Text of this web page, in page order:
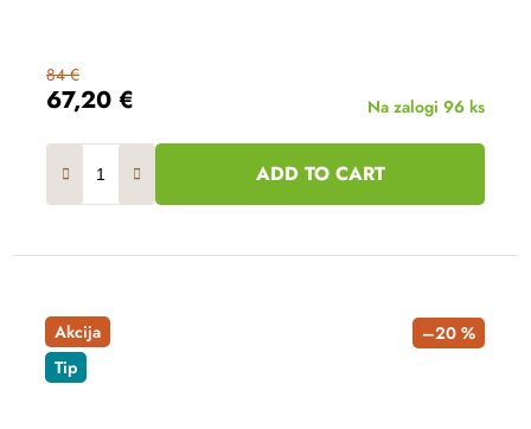
67,20 €
84 €
Na zalogi 96 ks
ADD TO CART
Akcija
Tip
–20 %